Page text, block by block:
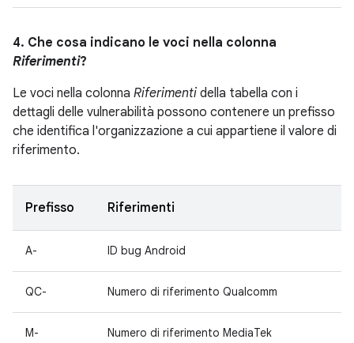
4. Che cosa indicano le voci nella colonna
Riferimenti?
Le voci nella colonna Riferimenti della tabella con i
dettagli delle vulnerabilità possono contenere un prefisso
che identifica l'organizzazione a cui appartiene il valore di
riferimento.
Prefisso Riferimenti
A- ID bug Android
QC- Numero di riferimento Qualcomm
M- Numero di riferimento MediaTek